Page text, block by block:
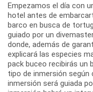
Empezamos el día con
hotel antes de
barco en busca de
guiado por un
donde, además de
explicará las especies
pack buceo recibirás un
tipo de inmersión
inmersión será guiada